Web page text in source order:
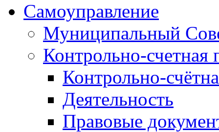
Самоуправление
Муниципальный
Контрольно-счетная
Контрольно-
Деятельность
Правовые